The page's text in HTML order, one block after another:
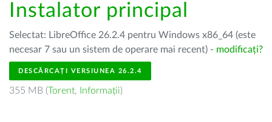
Instalator principal
Selectat: LibreOffice 26.2.4 pentru Windows x86_64 (este
necesar 7 sau un sistem de operare mai recent) - modificați?
DESCĂRCAȚI VERSIUNEA 26.2.4
355 MB (Torent, Informații)